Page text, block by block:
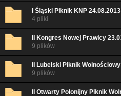
I Śląski Piknik KNP
4 pliki
II Kongres Nowej Prawicy
9 plików
II Lubelski Piknik
9 plików
II Otwarty Polonijny Piknik